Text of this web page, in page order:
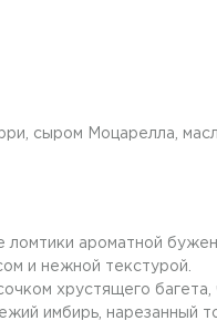
сыром Моцарелла,
ароматной
и нежной текстурой.
хрустящего багета,
имбирь, нарезанный